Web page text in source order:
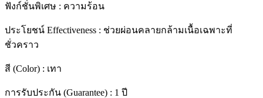
ฟังก์ชั่นพิเศษ : ความร้อน
ประโยชน์ Effectiveness : ช่วยผ่อนคลายกล้ามเนื้อเฉพาะที่
ชั่วคราว
สี (Color) : เทา
การรับประกัน (Guarantee) : 1 ปี